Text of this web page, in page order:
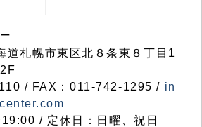
札幌市東区北８条東８丁目1
/ FAX：011-742-1295 / in
/ 定休日：日曜、祝日